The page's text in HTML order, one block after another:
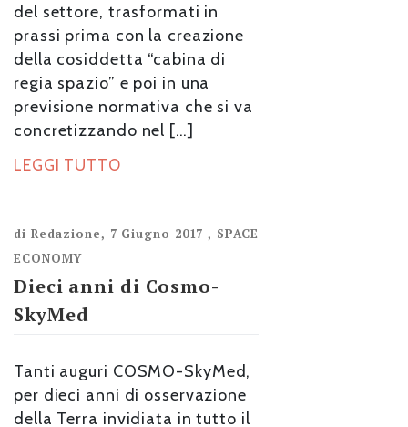
del settore, trasformati in
prassi prima con la creazione
della cosiddetta “cabina di
regia spazio” e poi in una
previsione normativa che si va
concretizzando nel […]
LEGGI TUTTO
di Redazione, 7 Giugno 2017 , SPACE
ECONOMY
Dieci anni di Cosmo-
SkyMed
Tanti auguri COSMO-SkyMed,
per dieci anni di osservazione
della Terra invidiata in tutto il